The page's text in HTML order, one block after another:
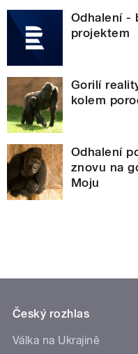
Odhalení -
projektem
Gorilí
kolem
Odhalení
znovu na
Moju
Český rozhlas
Válka na Ukrajině